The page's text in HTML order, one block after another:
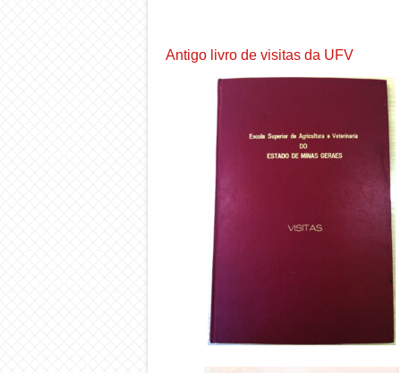
Antigo livro de visitas da UFV